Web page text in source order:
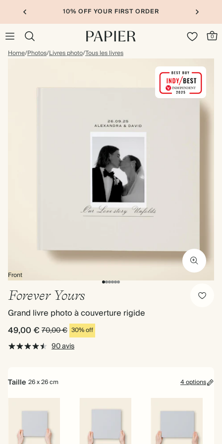
10% OFF YOUR FIRST ORDER
0
Home/Photos/Livres photo/Tous les livres
Front
Forever Yours
Grand livre photo à couverture rigide
49,00 € 70,00 € 30% off
90 avis
Taille 26 x 26 cm 4 options